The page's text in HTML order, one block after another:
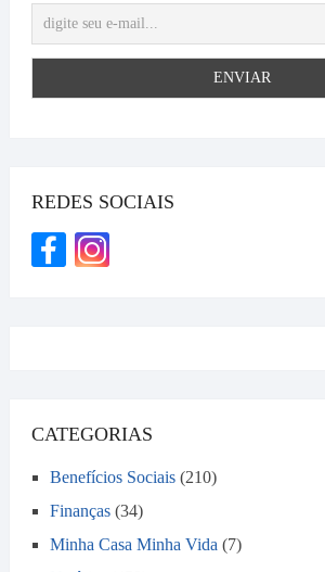
REDES SOCIAIS
CATEGORIAS
Benefícios Sociais(210)
Finanças(34)
Minha Casa Minha Vida (7)